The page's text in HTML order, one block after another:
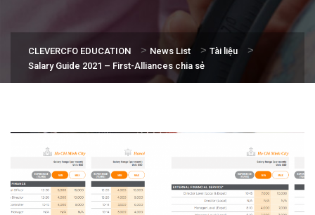
CLEVERCFO EDUCATION > News List > Tài liệu >
Salary Guide 2021 – First-Alliances chia sẻ